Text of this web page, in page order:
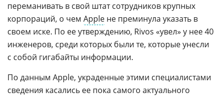
переманивать в свой штат сотрудников крупных
корпораций, о чем Apple не преминула указать в
своем иске. По ее утверждению, Rivos «увел» у нее 40
инженеров, среди которых были те, которые унесли
с собой гигабайты информации.
По данным Apple, украденные этими специалистами
сведения касались ее пока самого актуального